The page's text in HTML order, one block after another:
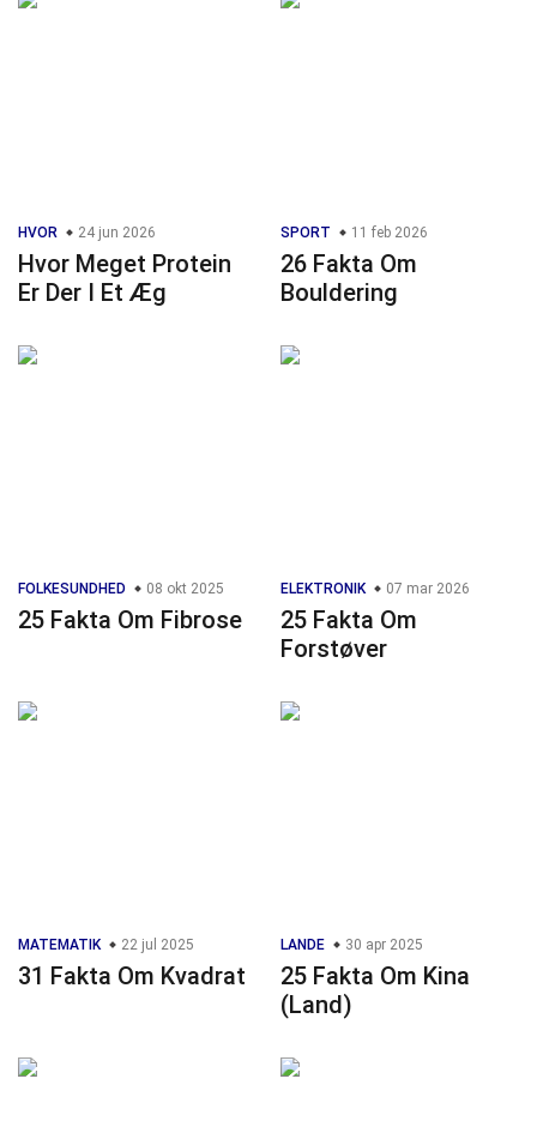
HVOR 24 jun 2026
Hvor Meget Protein
Er Der I Et Æg
SPORT 11 feb 2026
26 Fakta Om
Bouldering
FOLKESUNDHED 08 okt 2025
25 Fakta Om Fibrose
ELEKTRONIK 07 mar 2026
25 Fakta Om
Forstøver
MATEMATIK 22 jul 2025
31 Fakta Om Kvadrat
LANDE 30 apr 2025
25 Fakta Om Kina
(Land)